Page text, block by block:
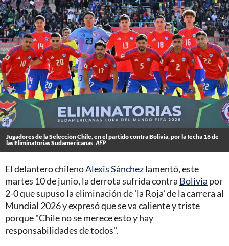
Jugadores de la Selección Chile, en el partido contra Bolivia, por la fecha 16 de
las Eliminatorias Sudamericanas AFP
El delantero chilenoAlexis Sánchezlamentó, este
martes 10 de junio, la derrota sufrida contra Bolivia por
2-0 que supuso la eliminación de 'la Roja' de la carrera al
Mundial 2026 y expresó que se va caliente y triste
porque "Chile no se merece esto y hay
responsabilidades de todos".